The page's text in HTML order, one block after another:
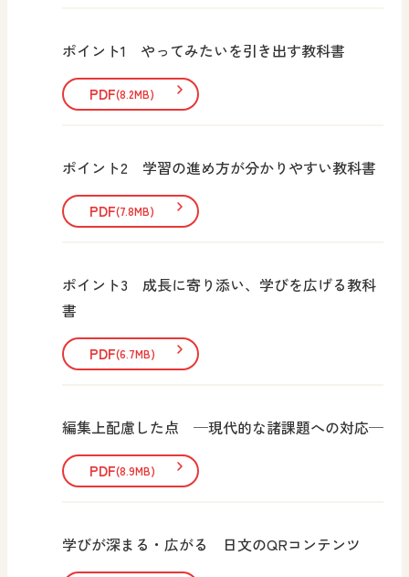
ポイント1 やってみたいを引き出す教科書
PDF(8.2MB)
ポイント2 学習の進め方が分かりやすい教科書
PDF(7.8MB)
ポイント3 成長に寄り添い、学びを広げる教科
書
PDF(6.7MB)
編集上配慮した点 ─現代的な諸課題への対応─
PDF(8.9MB)
学びが深まる・広がる 日文のQRコンテンツ